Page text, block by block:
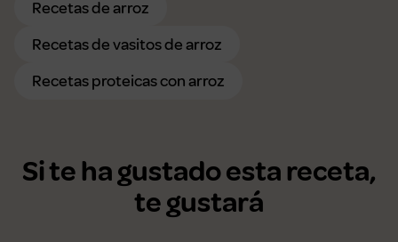
Recetas de arroz
Recetas de vasitos de arroz
Recetas proteicas con arroz
Si te ha gustado esta receta,
te gustará